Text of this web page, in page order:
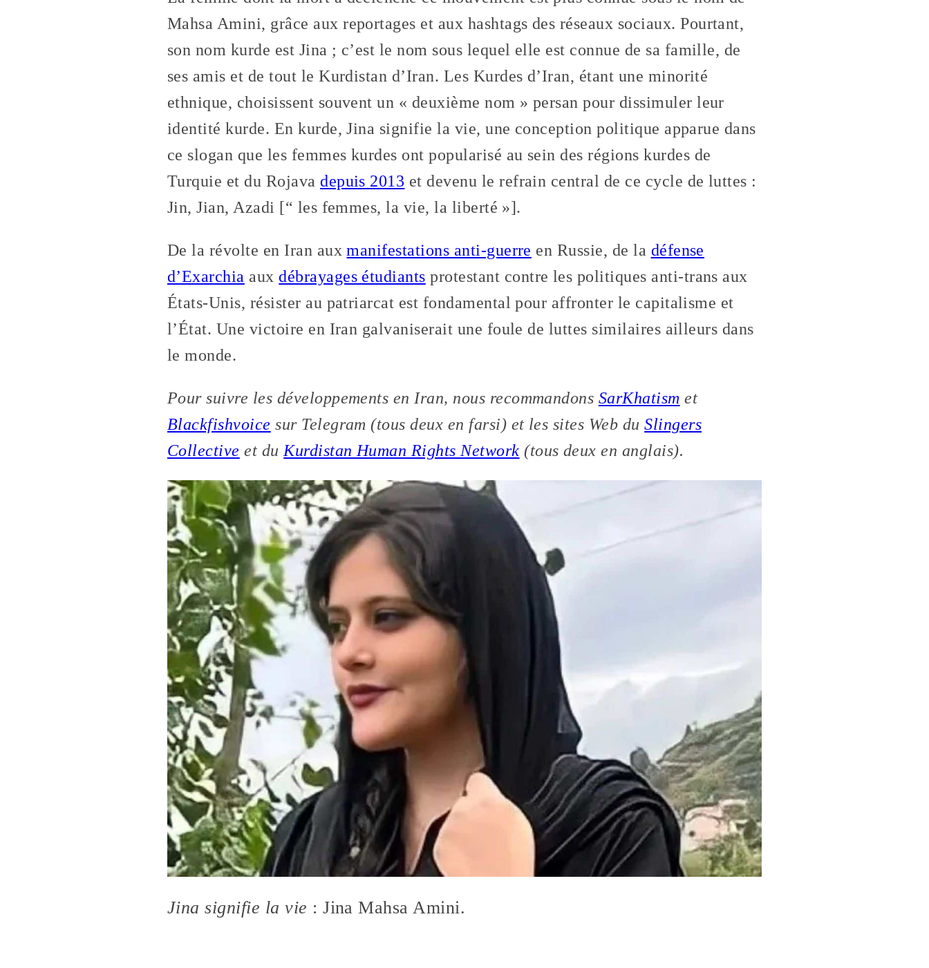
Mahsa Amini, grâce aux reportages et aux hashtags des réseaux sociaux. Pourtant,
son nom kurde est Jina ; c’est le nom sous lequel elle est connue de sa famille, de
ses amis et de tout le Kurdistan d’Iran. Les Kurdes d’Iran, étant une minorité
ethnique, choisissent souvent un « deuxième nom » persan pour dissimuler leur
identité kurde. En kurde, Jina signifie la vie, une conception politique apparue dans
ce slogan que les femmes kurdes ont popularisé au sein des régions kurdes de
Turquie et du Rojavadepuis 2013 et devenu le refrain central de ce cycle de luttes :
Jin, Jian, Azadi [“ les femmes, la vie, la liberté »].
De la révolte en Iran auxmanifestations anti-guerre en Russie, de la défense
d’Exarchia auxdébrayages étudiants protestant contre les politiques anti-trans aux
États-Unis, résister au patriarcat est fondamental pour affronter le capitalisme et
l’État. Une victoire en Iran galvaniserait une foule de luttes similaires ailleurs dans
le monde.
Pour suivre les développements en Iran, nous recommandons SarKhatism et
Blackfishvoice sur Telegram (tous deux en farsi) et les sites Web duSlingers
Collective et duKurdistan Human Rights Network (tous deux en anglais).
Jina signifie la vie : Jina Mahsa Amini.